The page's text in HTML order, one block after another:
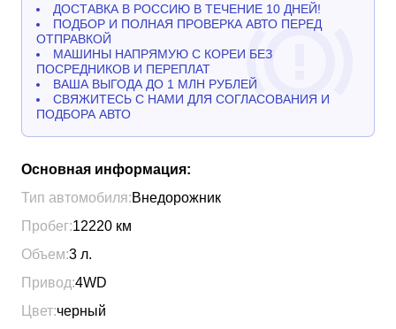
ДОСТАВКА В РОССИЮ В ТЕЧЕНИЕ 10 ДНЕЙ!
ПОДБОР И ПОЛНАЯ ПРОВЕРКА АВТО ПЕРЕД
ОТПРАВКОЙ
МАШИНЫ НАПРЯМУЮ С КОРЕИ БЕЗ
ПОСРЕДНИКОВ И ПЕРЕПЛАТ
ВАША ВЫГОДА ДО 1 МЛН РУБЛЕЙ
СВЯЖИТЕСЬ С НАМИ ДЛЯ СОГЛАСОВАНИЯ И
ПОДБОРА АВТО
Основная информация:
Тип автомобиля:Внедорожник
Пробег:12220 км
Объем:3 л.
Привод:4WD
Цвет:черный